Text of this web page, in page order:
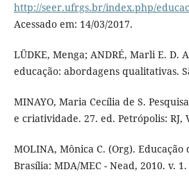
http://seer.ufrgs.br/index.php/
Acessado em: 14/03/2017.
LÜDKE, Menga; ANDRÉ, Marli E. D.
educação: abordagens qualitativas.
MINAYO, Maria Cecília de S.
e criatividade. 27. ed. Petrópolis: RJ,
MOLINA, Mônica C. (Org). Educação
Brasília: MDA/MEC - Nead, 2010. v.